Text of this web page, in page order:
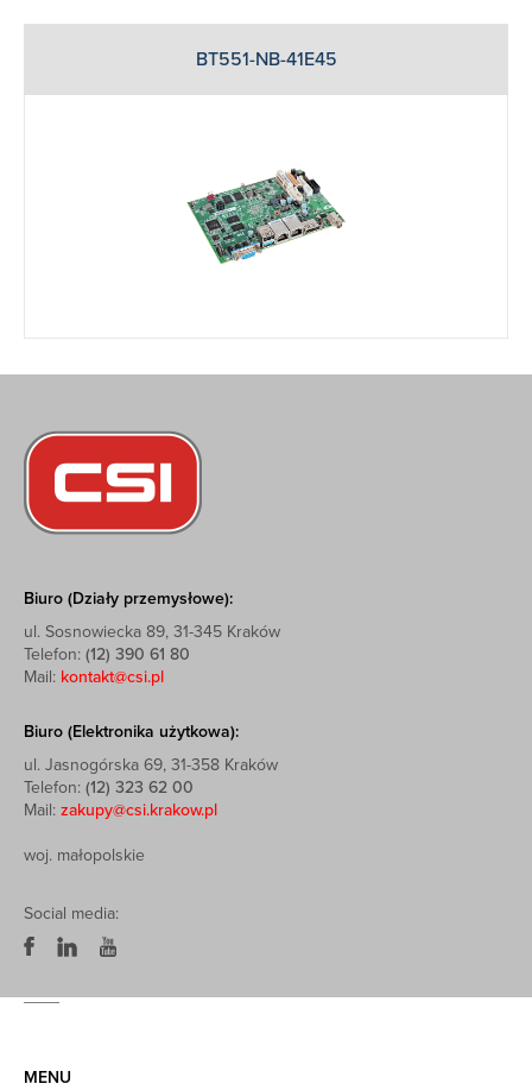
BT551-NB-41E45
Biuro (Działy przemysłowe):
ul. Sosnowiecka 89, 31-345 Kraków
Telefon: (12) 390 61 80
Mail: kontakt@csi.pl
Biuro (Elektronika użytkowa):
ul. Jasnogórska 69, 31-358 Kraków
Telefon: (12) 323 62 00
Mail: zakupy@csi.krakow.pl
woj. małopolskie
Social media:
MENU